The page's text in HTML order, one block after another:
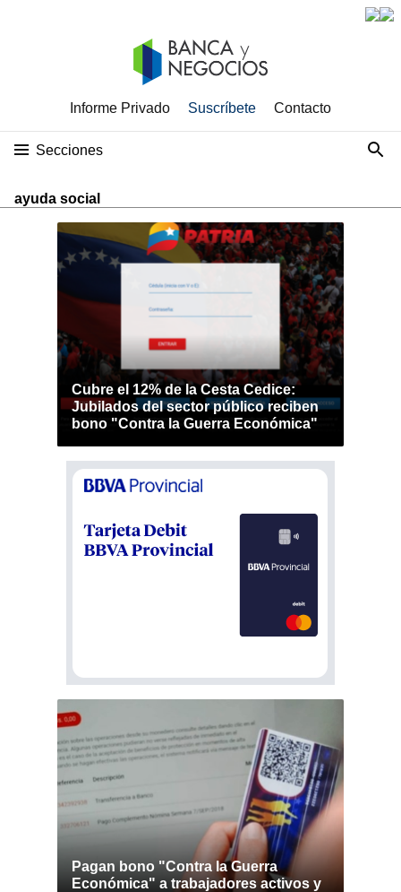
Informe Privado Suscríbete Contacto
Secciones
ayuda social
Cubre el 12% de la Cesta Cedice:
Jubilados del sector público reciben
bono "Contra la Guerra Económica"
Pagan bono "Contra la Guerra
Económica" a trabajadores activos y